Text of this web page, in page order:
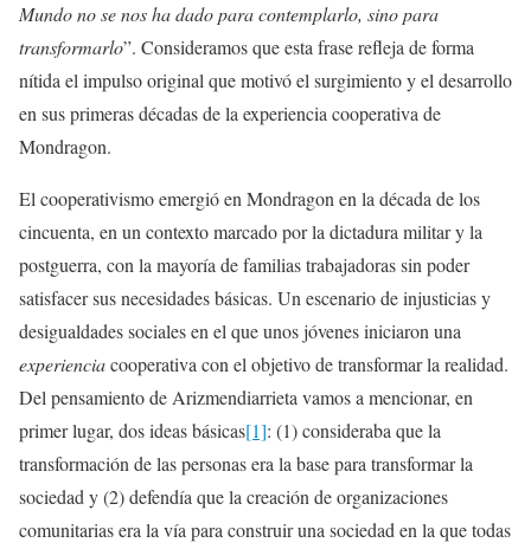
Mundo no se nos ha dado para contemplarlo, sino para
transformarlo”. Consideramos que esta frase refleja de forma
nítida el impulso original que motivó el surgimiento y el desarrollo
en sus primeras décadas de la experiencia cooperativa de
Mondragon.
El cooperativismo emergió en Mondragon en la década de los
cincuenta, en un contexto marcado por la dictadura militar y la
postguerra, con la mayoría de familias trabajadoras sin poder
satisfacer sus necesidades básicas. Un escenario de injusticias y
desigualdades sociales en el que unos jóvenes iniciaron una
experienciacooperativa con el objetivo de transformar la realidad.
Del pensamiento de Arizmendiarrieta vamos a mencionar, en
primer lugar, dos ideas básicas[1]: (1) consideraba que la
transformación de las personas era la base para transformar la
sociedad y (2) defendía que la creación de organizaciones
comunitarias era la vía para construir una sociedad en la que todas